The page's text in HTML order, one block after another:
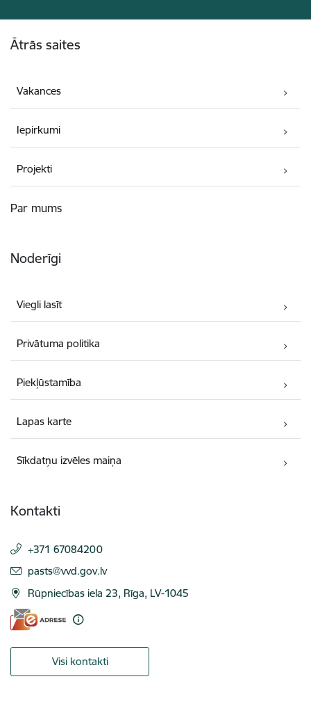
Ātrās saites
Vakances
Iepirkumi
Projekti
Par mums
Noderīgi
Viegli lasīt
Privātuma politika
Piekļūstamība
Lapas karte
Sīkdatņu izvēles maiņa
Kontakti
+371 67084200
E-pasts:
pasts@vvd.gov.lv
Rūpniecības iela 23, Rīga, LV-1045
Visi kontakti